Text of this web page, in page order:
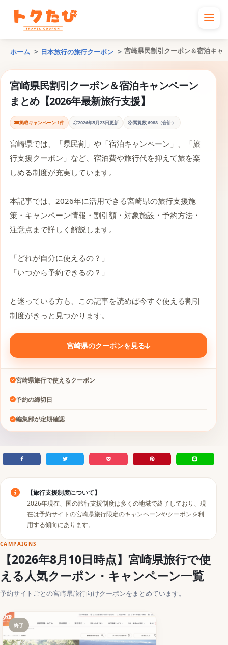
ホーム 日本旅行の旅行クーポン 宮崎県民割引クーポン＆宿泊キャ
宮崎県民割引クーポン＆宿泊キャンペーン
まとめ【2026年最新旅行支援】
掲載キャンペーン 1件 2026年5月23日更新 閲覧数 6988（合計）
宮崎県では、「県民割」や「宿泊キャンペーン」、「旅
行支援クーポン」など、宿泊費や旅行代を抑えて旅を楽
しめる制度が充実しています。
本記事では、2026年に活用できる宮崎県の旅行支援施
策・キャンペーン情報・割引額・対象施設・予約方法・
注意点まで詳しく解説します。
「どれが自分に使えるの？」
「いつから予約できるの？」
と迷っている方も、この記事を読めば今すぐ使える割引
制度がきっと見つかります。
宮崎県のクーポンを見る
宮崎県旅行で使えるクーポン
予約の締切日
編集部が定期確認
【旅行支援制度について】
2026年現在、国の旅行支援制度は多くの地域で終了しており、現
在は予約サイトの宮崎県旅行限定のキャンペーンやクーポンを利
用する傾向にあります。
CAMPAIGNS
【2026年8月10日時点】宮崎県旅行で使
える人気クーポン・キャンペーン一覧
予約サイトごとの宮崎県旅行向けクーポンをまとめています。
終了